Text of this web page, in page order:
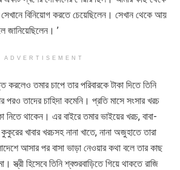
সেখানে বিনিয়োগ করতে চেয়েছিলেন। সেখান থেকে আয়
জানিয়েছিলেন। ’
ADVERTISEMENT
তমার চাপে তার পরিবারকে টাকা দিতে তিনি
পরও তাদের চাহিদা কমেনি। প্রতি মাসে সংসার খরচ
নিতে থাকেন। এর বাইরে তমার ভাইয়ের খরচ, বাবা-
কুকুরের খাবার খরচসহ নানা খাতে, নানা অজুহাতে তারা
আসার পর বাসা ভাড়া নেওয়ার কথা বলে তার কাছ
স্ত্রী হিসেবে তিনি শ্বশুরবাড়িতে গিয়ে থাকতে রাজি